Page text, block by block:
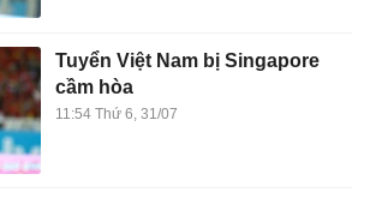
Tuyển Việt Nam bị Singapore
cầm hòa
11:54 Thứ 6, 31/07